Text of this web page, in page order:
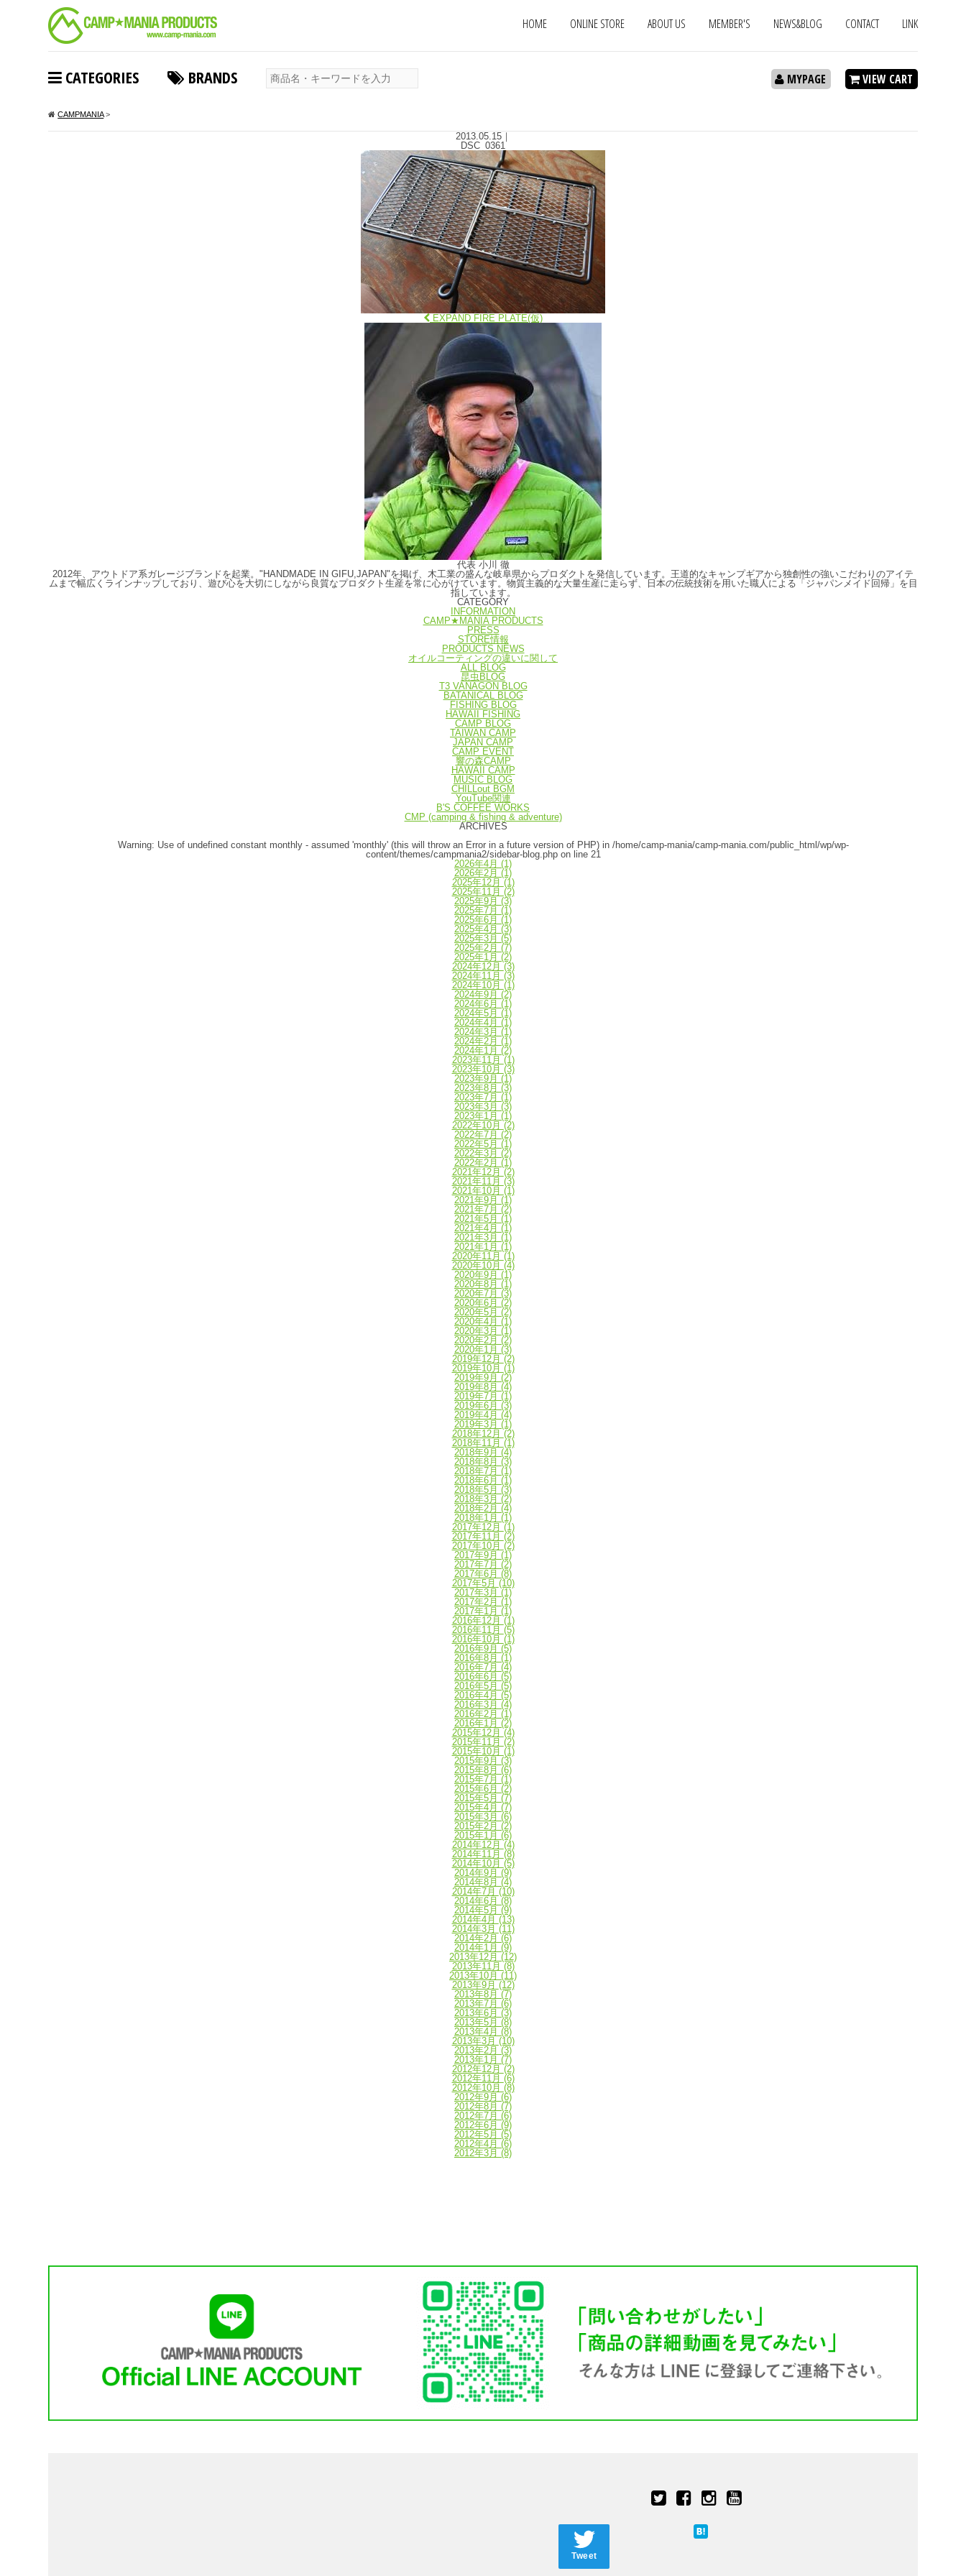
HOME ONLINE STORE ABOUT US MEMBER'S NEWS&BLOG CONTACT LINK
CATEGORIES BRANDS VIEW CART
MYPAGE
CAMPMANIA>
2013.05.15｜
DSC_0361
EXPAND FIRE PLATE(仮)
代表 小川 徹
2012年、アウトドア系ガレージブランドを起業。"HANDMADE IN GIFU,JAPAN"を掲げ、木工業の盛んな岐阜県からプロダクトを発信しています。王道的なキャンプギアから独創性の強いこだわりのアイテ
ムまで幅広くラインナップしており、遊び心を大切にしながら良質なプロダクト生産を常に心がけています。物質主義的な大量生産に走らず、日本の伝統技術を用いた職人による「ジャパンメイド回帰」を目
指しています。
CATEGORY
INFORMATION
CAMP★MANIA PRODUCTS
PRESS
STORE情報
PRODUCTS NEWS
オイルコーティングの違いに関して
ALL BLOG
昆虫BLOG
T3 VANAGON BLOG
BATANICAL BLOG
FISHING BLOG
HAWAII FISHING
CAMP BLOG
TAIWAN CAMP
JAPAN CAMP
CAMP EVENT
響の森CAMP
HAWAII CAMP
MUSIC BLOG
CHILLout BGM
YouTube関連
B'S COFFEE WORKS
CMP (camping & fishing & adventure)
ARCHIVES
Warning: Use of undefined constant monthly - assumed 'monthly' (this will throw an Error in a future version of PHP) in /home/camp-mania/camp-mania.com/public_html/wp/wp-
content/themes/campmania2/sidebar-blog.phpon line 21
2026年4月 (1)
2026年2月 (1)
2025年12月 (1)
2025年11月 (2)
2025年9月 (3)
2025年7月 (1)
2025年6月 (1)
2025年4月 (3)
2025年3月 (5)
2025年2月 (7)
2025年1月 (2)
2024年12月 (3)
2024年11月 (3)
2024年10月 (1)
2024年9月 (2)
2024年6月 (1)
2024年5月 (1)
2024年4月 (1)
2024年3月 (1)
2024年2月 (1)
2024年1月 (2)
2023年11月 (1)
2023年10月 (3)
2023年9月 (1)
2023年8月 (3)
2023年7月 (1)
2023年3月 (3)
2023年1月 (1)
2022年10月 (2)
2022年7月 (2)
2022年5月 (1)
2022年3月 (2)
2022年2月 (1)
2021年12月 (2)
2021年11月 (3)
2021年10月 (1)
2021年9月 (1)
2021年7月 (2)
2021年5月 (1)
2021年4月 (1)
2021年3月 (1)
2021年1月 (1)
2020年11月 (1)
2020年10月 (4)
2020年9月 (1)
2020年8月 (1)
2020年7月 (3)
2020年6月 (2)
2020年5月 (2)
2020年4月 (1)
2020年3月 (1)
2020年2月 (2)
2020年1月 (3)
2019年12月 (2)
2019年10月 (1)
2019年9月 (2)
2019年8月 (4)
2019年7月 (1)
2019年6月 (3)
2019年4月 (4)
2019年3月 (1)
2018年12月 (2)
2018年11月 (1)
2018年9月 (4)
2018年8月 (3)
2018年7月 (1)
2018年6月 (1)
2018年5月 (3)
2018年3月 (2)
2018年2月 (4)
2018年1月 (1)
2017年12月 (1)
2017年11月 (2)
2017年10月 (2)
2017年9月 (1)
2017年7月 (2)
2017年6月 (8)
2017年5月 (10)
2017年3月 (1)
2017年2月 (1)
2017年1月 (1)
2016年12月 (1)
2016年11月 (5)
2016年10月 (1)
2016年9月 (5)
2016年8月 (1)
2016年7月 (4)
2016年6月 (5)
2016年5月 (5)
2016年4月 (5)
2016年3月 (4)
2016年2月 (1)
2016年1月 (2)
2015年12月 (4)
2015年11月 (2)
2015年10月 (1)
2015年9月 (3)
2015年8月 (6)
2015年7月 (1)
2015年6月 (2)
2015年5月 (7)
2015年4月 (7)
2015年3月 (6)
2015年2月 (2)
2015年1月 (6)
2014年12月 (4)
2014年11月 (8)
2014年10月 (5)
2014年9月 (9)
2014年8月 (4)
2014年7月 (10)
2014年6月 (8)
2014年5月 (9)
2014年4月 (13)
2014年3月 (11)
2014年2月 (6)
2014年1月 (9)
2013年12月 (12)
2013年11月 (8)
2013年10月 (11)
2013年9月 (12)
2013年8月 (7)
2013年7月 (6)
2013年6月 (3)
2013年5月 (8)
2013年4月 (8)
2013年3月 (10)
2013年2月 (3)
2013年1月 (7)
2012年12月 (2)
2012年11月 (6)
2012年10月 (8)
2012年9月 (6)
2012年8月 (7)
2012年7月 (6)
2012年6月 (9)
2012年5月 (5)
2012年4月 (6)
2012年3月 (8)
Tweet